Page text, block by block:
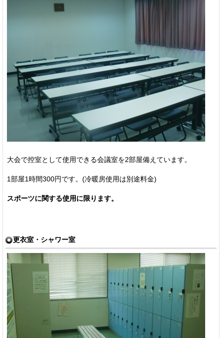
大会で控室として使用できる会議室を2部屋備えています。
1部屋1時間300円です。(冷暖房使用は別途料金)
スポーツに関する使用に限ります。
更衣室・シャワー室